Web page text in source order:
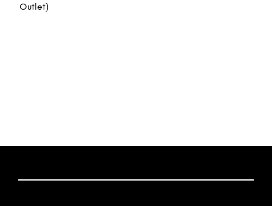
Outlet)